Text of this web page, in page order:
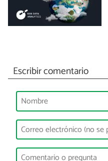
Escribir comentario